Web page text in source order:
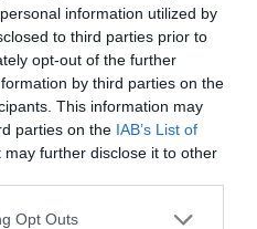
information utilized by
to third parties prior to
opt-out of the further
by third parties on the
This information may
parties on the IAB’s List of
may further disclose it to other
uses one or more Google
Opt Outs